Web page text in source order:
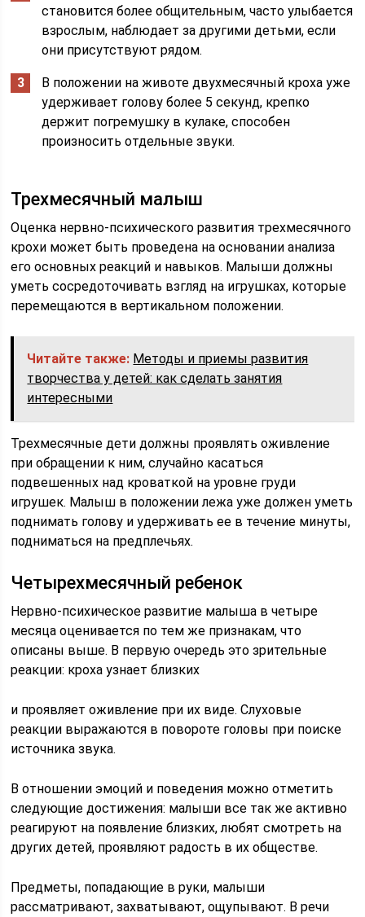
становится более общительным, часто улыбается
взрослым, наблюдает за другими детьми, если
они присутствуют рядом.
В положении на животе двухмесячный кроха уже
удерживает голову более 5 секунд, крепко
держит погремушку в кулаке, способен
произносить отдельные звуки.
Трехмесячный малыш
Оценка нервно-психического развития трехмесячного
крохи может быть проведена на основании анализа
его основных реакций и навыков. Малыши должны
уметь сосредоточивать взгляд на игрушках, которые
перемещаются в вертикальном положении.
Читайте также: Методы и приемы развития
творчества у детей: как сделать занятия
интересными
Трехмесячные дети должны проявлять оживление
при обращении к ним, случайно касаться
подвешенных над кроваткой на уровне груди
игрушек. Малыш в положении лежа уже должен уметь
поднимать голову и удерживать ее в течение минуты,
подниматься на предплечьях.
Четырехмесячный ребенок
Нервно-психическое развитие малыша в четыре
месяца оценивается по тем же признакам, что
описаны выше. В первую очередь это зрительные
реакции: кроха узнает близких
и проявляет оживление при их виде. Слуховые
реакции выражаются в повороте головы при поиске
источника звука.
В отношении эмоций и поведения можно отметить
следующие достижения: малыши все так же активно
реагируют на появление близких, любят смотреть на
других детей, проявляют радость в их обществе.
Предметы, попадающие в руки, малыши
рассматривают, захватывают, ощупывают. В речи